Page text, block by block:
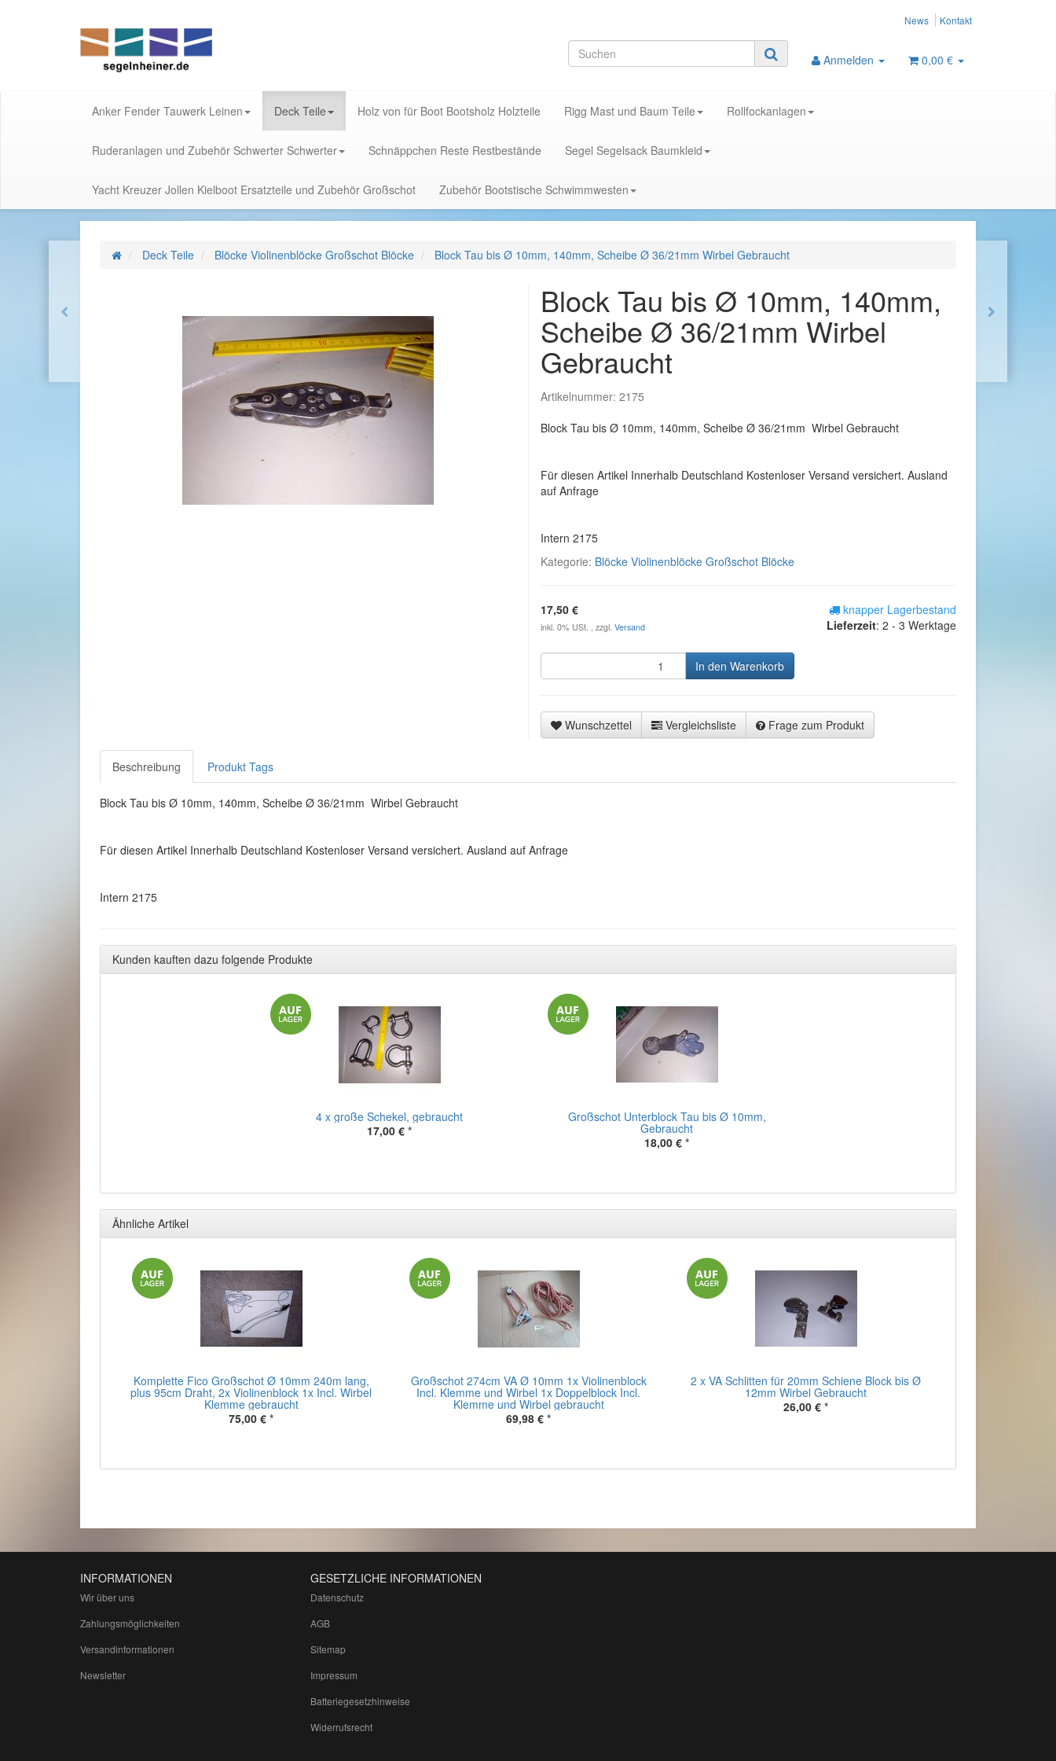
News Kontakt
Anmelden 0,00 €
Anker Fender Tauwerk Leinen Deck Teile Holz von für Boot Bootsholz Holzteile Rigg Mast und Baum Teile Rollfockanlagen
Ruderanlagen und Zubehör Schwerter Schwerter Schnäppchen Reste Restbestände Segel Segelsack Baumkleid
Yacht Kreuzer Jollen Kielboot Ersatzteile und Zubehör Großschot Zubehör Bootstische Schwimmwesten
Deck Teile Blöcke Violinenblöcke Großschot Blöcke Block Tau bis Ø 10mm, 140mm, Scheibe Ø 36/21mm Wirbel Gebraucht
Block Tau bis Ø 10mm, 140mm,
Scheibe Ø 36/21mm Wirbel
Gebraucht
Artikelnummer: 2175
Block Tau bis Ø 10mm, 140mm, Scheibe Ø 36/21mm Wirbel Gebraucht
Für diesen Artikel Innerhalb Deutschland Kostenloser Versand versichert. Ausland
auf Anfrage
Intern 2175
Kategorie: Blöcke Violinenblöcke Großschot Blöcke
17,50 €
inkl. 0% USt. , zzgl. Versand
knapper Lagerbestand
Lieferzeit: 2 - 3 Werktage
In den Warenkorb
Wunschzettel Vergleichsliste Frage zum Produkt
Beschreibung Produkt Tags
Block Tau bis Ø 10mm, 140mm, Scheibe Ø 36/21mm Wirbel Gebraucht
Für diesen Artikel Innerhalb Deutschland Kostenloser Versand versichert. Ausland auf Anfrage
Intern 2175
Kunden kauften dazu folgende Produkte
4 x große Schekel, gebraucht
17,00 € *
Großschot Unterblock Tau bis Ø 10mm,
Gebraucht
18,00 € *
Ähnliche Artikel
Komplette Fico Großschot Ø 10mm 240m lang,
plus 95cm Draht, 2x Violinenblock 1x Incl. Wirbel
Klemme gebraucht
75,00 € *
Großschot 274cm VA Ø 10mm 1x Violinenblock
Incl. Klemme und Wirbel 1x Doppelblock Incl.
Klemme und Wirbel gebraucht
69,98 € *
2 x VA Schlitten für 20mm Schiene Block bis Ø
12mm Wirbel Gebraucht
26,00 € *
INFORMATIONEN
Wir über uns
Zahlungsmöglichkeiten
Versandinformationen
Newsletter
GESETZLICHE INFORMATIONEN
Datenschutz
AGB
Sitemap
Impressum
Batteriegesetzhinweise
Widerrufsrecht